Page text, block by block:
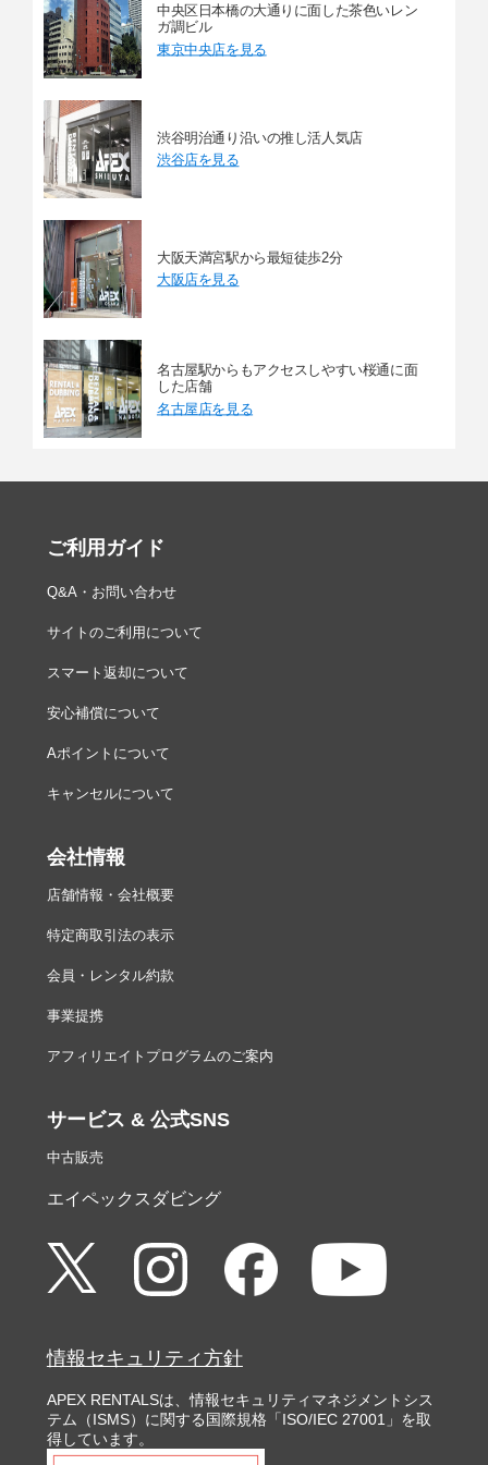
中央区日本橋の大通りに面した茶色いレン
ガ調ビル
東京中央店を見る
渋谷明治通り沿いの推し活人気店
渋谷店を見る
大阪天満宮駅から最短徒歩2分
大阪店を見る
名古屋駅からもアクセスしやすい桜通に面
した店舗
名古屋店を見る
ご利用ガイド
Q&A・お問い合わせ
サイトのご利用について
スマート返却について
安心補償について
Aポイントについて
キャンセルについて
会社情報
店舗情報・会社概要
特定商取引法の表示
会員・レンタル約款
事業提携
アフィリエイトプログラムのご案内
サービス & 公式SNS
中古販売
エイペックスダビング
情報セキュリティ方針
APEX RENTALSは、情報セキュリティマネジメントシス
テム（ISMS）に関する国際規格「ISO/IEC 27001」を取
得しています。